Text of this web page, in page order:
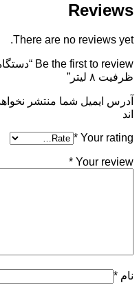
Reviews
There are no reviews yet.
ظرفیت ۸ لیتر”
آدرس ایمیل شما منتشر
اند
Your rating
*
Your review
*
نام *